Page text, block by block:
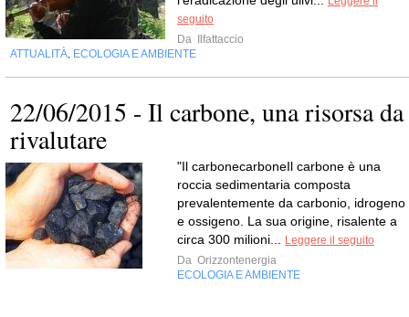
seguito
Da
Ilfattaccio
ATTUALITÀ, ECOLOGIA E AMBIENTE
22/06/2015 - Il carbone, una risorsa da
rivalutare
"Il carbonecarboneIl carbone è una
roccia sedimentaria composta
prevalentemente da carbonio, idrogeno
e ossigeno. La sua origine, risalente a
circa 300 milioni... Leggere il seguito
Da Orizzontenergia
ECOLOGIA E AMBIENTE